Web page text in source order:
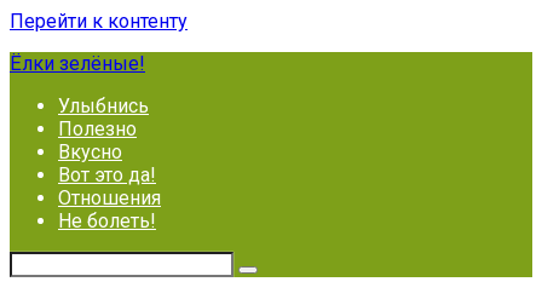
Перейти к контенту
Ёлки зелёные!
Улыбнись
Полезно
Вкусно
Вот это да!
Отношения
Не болеть!